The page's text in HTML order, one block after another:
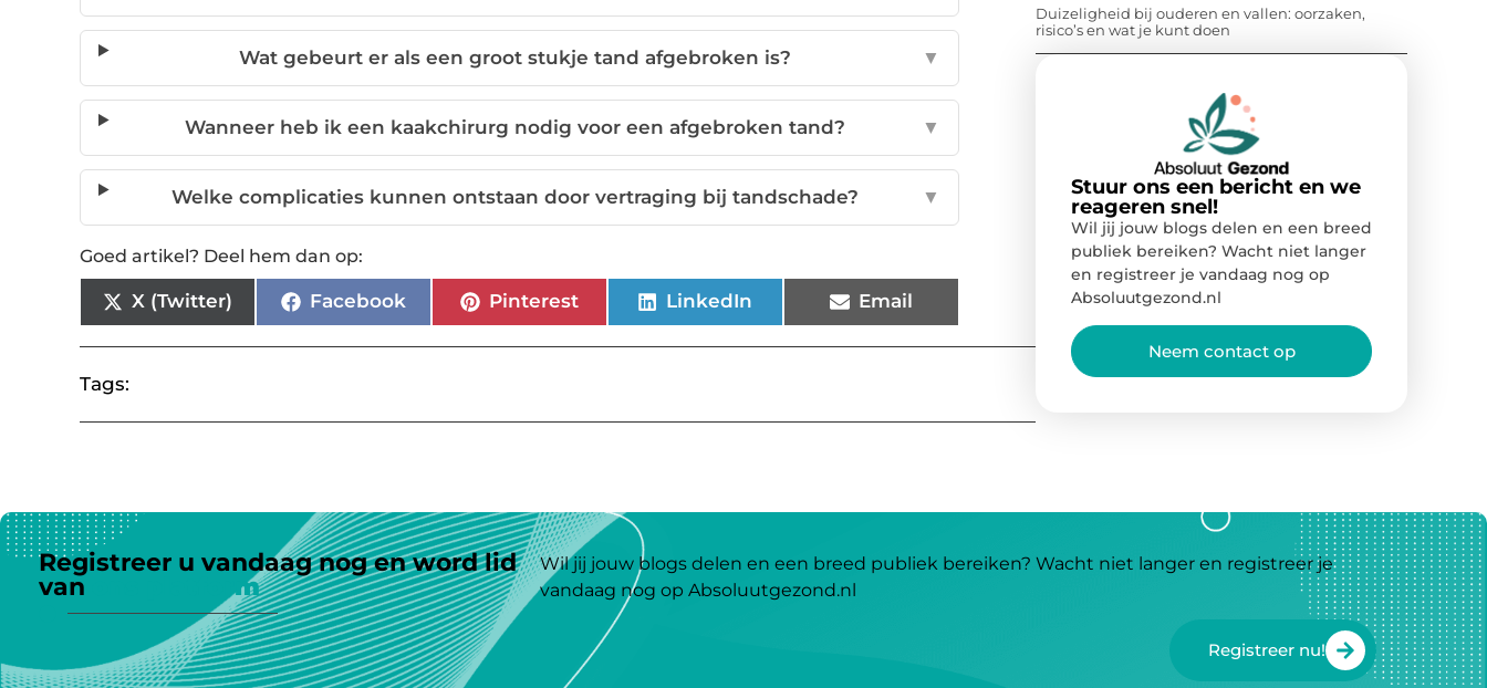
Wat gebeurt er als een groot stukje tand afgebroken is? ▼
Wanneer heb ik een kaakchirurg nodig voor een afgebroken tand? ▼
Welke complicaties kunnen ontstaan door vertraging bij tandschade? ▼
Goed artikel? Deel hem dan op:
X (Twitter) Facebook Pinterest LinkedIn Email
Tags:
Duizeligheid bij ouderen en vallen: oorzaken,
risico’s en wat je kunt doen
Stuur ons een bericht en we
reageren snel!
Wil jij jouw blogs delen en een breed
publiek bereiken? Wacht niet langer
en registreer je vandaag nog op
Absoluutgezond.nl
Neem contact op
Registreer u vandaag nog en word lid
van
ons platform
Wil jij jouw blogs delen en een breed publiek bereiken? Wacht niet langer en registreer je
vandaag nog op Absoluutgezond.nl
Registreer nu!